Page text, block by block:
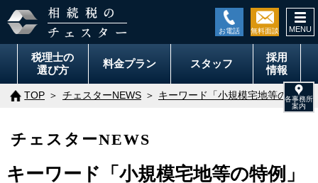
税理士の
選び方
料金プラン スタッフ
採用
情報
TOP チェスターNEWS キーワード「小規模宅地等の特例
チェスターNEWS
キーワード「小規模宅地等の特例」